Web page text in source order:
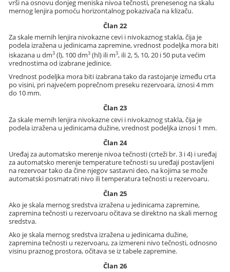
vrši na osnovu donjeg meniska nivoa tečnosti, prenesenog na skalu
mernog lenjira pomoću horizontalnog pokazivača na klizaču.
Član 22
Za skale mernih lenjira nivokazne cevi i nivokaznog stakla, čija je
podela izražena u jedinicama zapremine, vrednost podeljka mora biti
iskazana u dm3 (l), 100 dm3 (hl) ili m3, ili 2, 5, 10, 20 i 50 puta većim
vrednostima od izabrane jedinice.
Vrednost podeljka mora biti izabrana tako da rastojanje između crta
po visini, pri najvećem poprečnom preseku rezervoara, iznosi 4 mm
do 10 mm.
Član 23
Za skale mernih lenjira nivokazne cevi i nivokaznog stakla, čija je
podela izražena u jedinicama dužine, vrednost podeljka iznosi 1 mm.
Član 24
Uređaj za automatsko merenje nivoa tečnosti (crteži br. 3 i 4) i uređaj
za automatsko merenje temperature tečnosti su uređaji postavljeni
na rezervoar tako da čine njegov sastavni deo, na kojima se može
automatski posmatrati nivo ili temperatura tečnosti u rezervoaru.
Član 25
Ako je skala mernog sredstva izražena u jedinicama zapremine,
zapremina tečnosti u rezervoaru očitava se direktno na skali mernog
sredstva.
Ako je skala mernog sredstva izražena u jedinicama dužine,
zapremina tečnosti u rezervoaru, za izmereni nivo tečnosti, odnosno
visinu praznog prostora, očitava se iz tabele zapremine.
Član 26